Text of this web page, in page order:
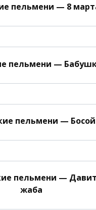
пельмени — 8
пельмени —
пельмени — Босой
пельмени — Давит
жаба